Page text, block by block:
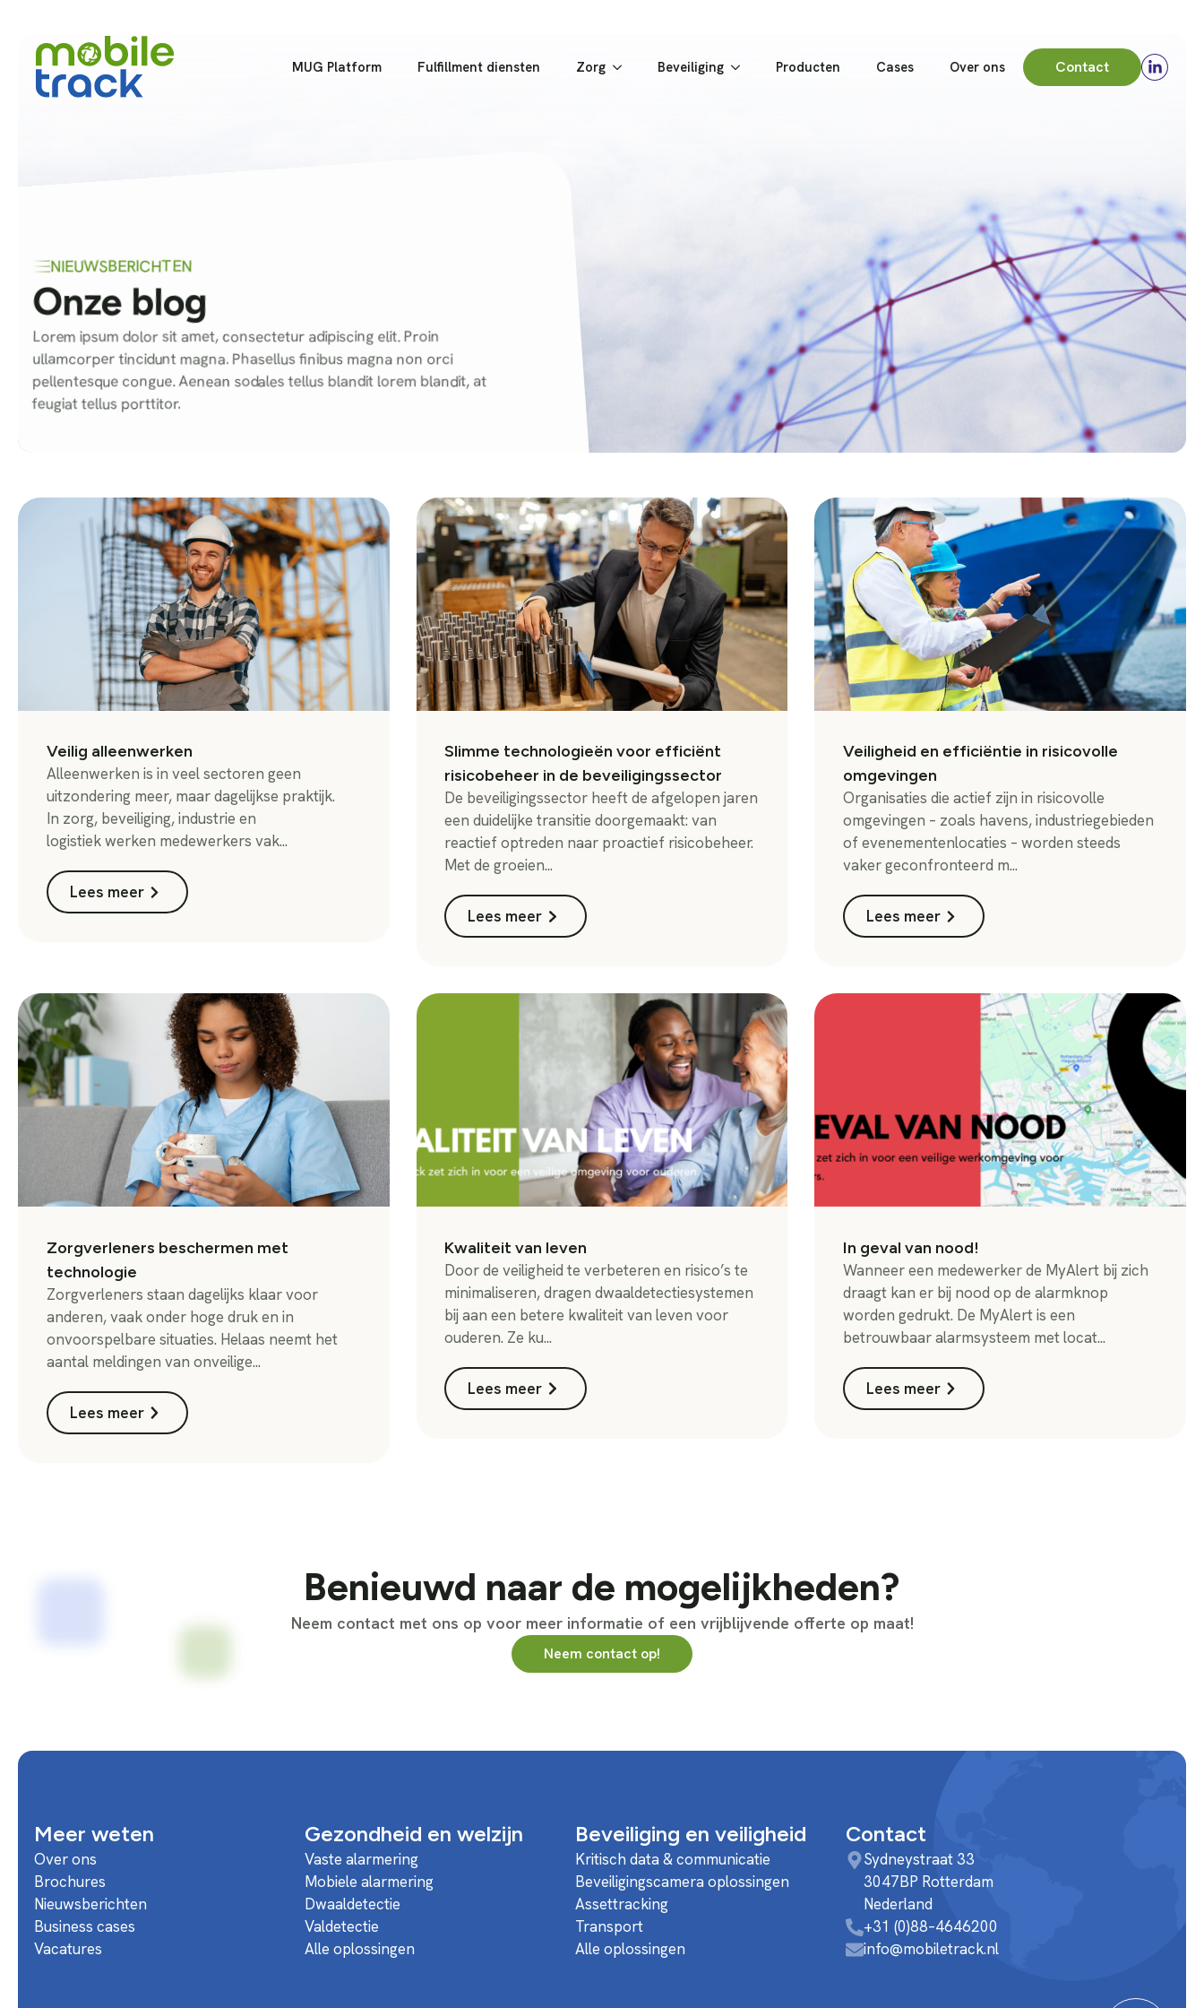
MUG Platform Fulfillment diensten Zorg Beveiliging Producten Cases Over ons Contact
NIEUWSBERICHTEN
Onze blog
Lorem ipsum dolor sit amet, consectetur adipiscing elit. Proin
ullamcorper tincidunt magna. Phasellus finibus magna non orci
pellentesque congue. Aenean sodales tellus blandit lorem blandit, at
feugiat tellus porttitor.
Veilig alleenwerken
Alleenwerken is in veel sectoren geen
uitzondering meer, maar dagelijkse praktijk.
In zorg, beveiliging, industrie en
logistiek werken medewerkers vak...
Lees meer
Slimme technologieën voor efficiënt
risicobeheer in de beveiligingssector
De beveiligingssector heeft de afgelopen jaren
een duidelijke transitie doorgemaakt: van
reactief optreden naar proactief risicobeheer.
Met de groeien...
Lees meer
Veiligheid en efficiëntie in risicovolle
omgevingen
Organisaties die actief zijn in risicovolle
omgevingen – zoals havens, industriegebieden
of evenementenlocaties – worden steeds
vaker geconfronteerd m...
Lees meer
Zorgverleners beschermen met
technologie
Zorgverleners staan dagelijks klaar voor
anderen, vaak onder hoge druk en in
onvoorspelbare situaties. Helaas neemt het
aantal meldingen van onveilige...
Lees meer
Kwaliteit van leven
Door de veiligheid te verbeteren en risico’s te
minimaliseren, dragen dwaaldetectiesystemen
bij aan een betere kwaliteit van leven voor
ouderen. Ze ku...
Lees meer
In geval van nood!
Wanneer een medewerker de MyAlert bij zich
draagt kan er bij nood op de alarmknop
worden gedrukt. De MyAlert is een
betrouwbaar alarmsysteem met locat...
Lees meer
Benieuwd naar de mogelijkheden?
Neem contact met ons op voor meer informatie of een vrijblijvende offerte op maat!
Neem contact op!
Meer weten
Over ons
Brochures
Nieuwsberichten
Business cases
Vacatures
Gezondheid en welzijn
Vaste alarmering
Mobiele alarmering
Dwaaldetectie
Valdetectie
Alle oplossingen
Beveiliging en veiligheid
Kritisch data & communicatie
Beveiligingscamera oplossingen
Assettracking
Transport
Alle oplossingen
Contact
Sydneystraat 33
3047BP Rotterdam
Nederland
+31 (0)88–4646200
info@mobiletrack.nl